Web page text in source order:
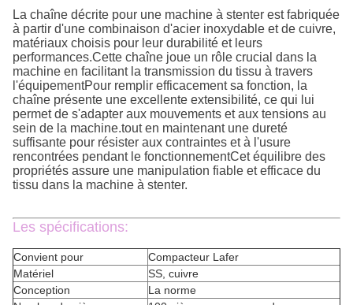
La chaîne décrite pour une machine à stenter est fabriquée
à partir d'une combinaison d'acier inoxydable et de cuivre,
matériaux choisis pour leur durabilité et leurs
performances.Cette chaîne joue un rôle crucial dans la
machine en facilitant la transmission du tissu à travers
l'équipementPour remplir efficacement sa fonction, la
chaîne présente une excellente extensibilité, ce qui lui
permet de s'adapter aux mouvements et aux tensions au
sein de la machine.tout en maintenant une dureté
suffisante pour résister aux contraintes et à l'usure
rencontrées pendant le fonctionnementCet équilibre des
propriétés assure une manipulation fiable et efficace du
tissu dans la machine à stenter.
Les spécifications:
Convient pour
Compacteur Lafer
Matériel
SS, cuivre
Conception
La norme